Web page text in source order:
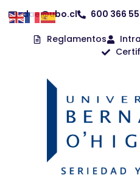
dae@ubo.cl 600 366
Reglamentos